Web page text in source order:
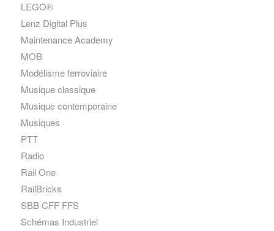
LEGO®
Lenz Digital Plus
Maintenance Academy
MOB
Modélisme ferroviaire
Musique classique
Musique contemporaine
Musiques
PTT
Radio
Rail One
RailBricks
SBB CFF FFS
Schémas Industriel